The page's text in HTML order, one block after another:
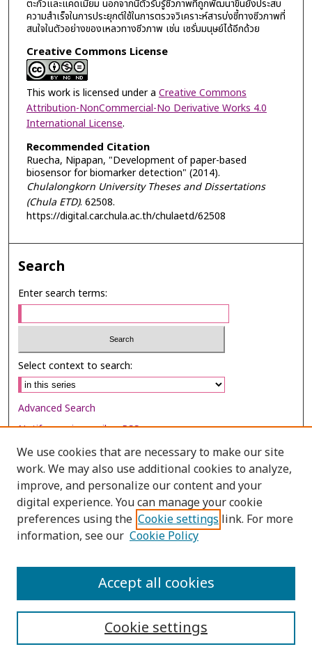
ตะกั่วและแคดเมียม นอกจากนี้ตัวรับรู้ชีวภาพที่ถูกพัฒนาขึ้นยังประสบ
ความสำเร็จในการประยุกต์ใช้ในการตรวจวิเคราะห์สารบ่งชี้ทางชีวภาพที่
สนใจในตัวอย่างของเหลวทางชีวภาพ เช่น เซรั่มมนุษย์ได้อีกด้วย
Creative Commons License
This work is licensed under a Creative Commons
Attribution-NonCommercial-No Derivative Works 4.0
International License.
Recommended Citation
Ruecha, Nipapan, "Development of paper-based
biosensor for biomarker detection" (2014).
Chulalongkorn University Theses and Dissertations
(Chula ETD). 62508.
https://digital.car.chula.ac.th/chulaetd/62508
Search
Enter search terms:
Select context to search:
Advanced Search
Notify me via email orRSS
Browse
Collections
Disciplines
Authors
We use cookies that are necessary to make our site
work. We may also use additional cookies to analyze,
improve, and personalize our content and your
digital experience. You can manage your cookie
preferences using the Cookie settings link. For more
information, see our Cookie Policy
Cookie settings
Accept all cookies